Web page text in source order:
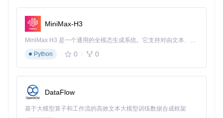
MiniMax-H3
MiniMax H3 是一个通用的全模态生成系统。它支持对由文本、图像、视频和音频组成的多模态上下文进行统一理解，并能生成分辨率高达 2K、时长可达 15 秒的带原生立体声音频的视频。得益于面向任务泛化的系统设计，H3 在预训练阶段就已具备广泛的多模态上下文理解与生成能力，能够出色地执行复杂的多模态指令。
Python
0 0
DataFlow
基于大模型算子和工作流的高效文本大模型训练数据合成框架